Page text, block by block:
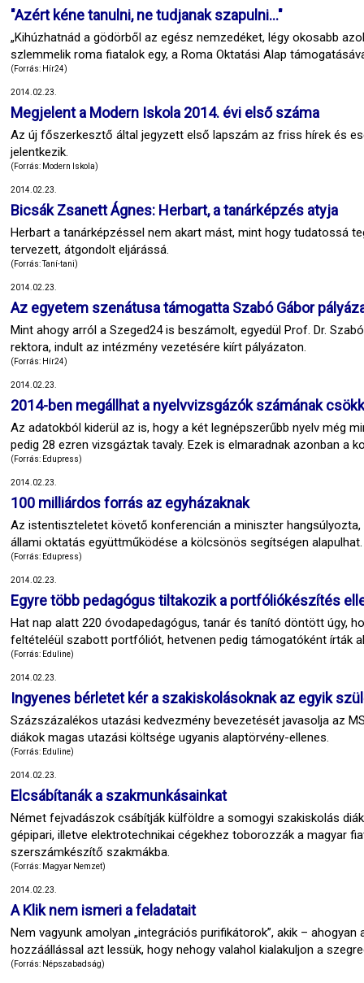
"Azért kéne tanulni, ne tudjanak szapulni..."
„Kihúzhatnád a gödörből az egész nemzedéket, légy okosabb
szlemmelik roma fiatalok egy, a Roma Oktatási Alap
(Forrás: Hír24)
2014.02.23.
Megjelent a Modern Iskola 2014. évi első száma
Az új főszerkesztő által jegyzett első lapszám az friss hírek és
jelentkezik.
(Forrás: Modern Iskola)
2014.02.23.
Bicsák Zsanett Ágnes: Herbart, a tanárképzés atyja
Herbart a tanárképzéssel nem akart mást, mint hogy tudatossá
tervezett, átgondolt eljárássá.
(Forrás: Taní-tani)
2014.02.23.
Az egyetem szenátusa támogatta Szabó Gábor
Mint ahogy arról a Szeged24 is beszámolt, egyedül Prof. Dr.
rektora, indult az intézmény vezetésére kiírt pályázaton.
(Forrás: Hír24)
2014.02.23.
2014-ben megállhat a nyelvvizsgázók számának
Az adatokból kiderül az is, hogy a két legnépszerűbb nyelv még
pedig 28 ezren vizsgáztak tavaly. Ezek is elmaradnak azonban a
(Forrás: Edupress)
2014.02.23.
100 milliárdos forrás az egyházaknak
Az istentiszteletet követő konferencián a miniszter
állami oktatás együttműködése a kölcsönös segítségen alapulhat.
(Forrás: Edupress)
2014.02.23.
Egyre több pedagógus tiltakozik a portfóliókészítés
Hat nap alatt 220 óvodapedagógus, tanár és tanító döntött úgy,
feltételéül szabott portfóliót, hetvenen pedig támogatóként írták
(Forrás: Eduline)
2014.02.23.
Ingyenes bérletet kér a szakiskolásoknak az egyik
Százszázalékos utazási kedvezmény bevezetését javasolja az
diákok magas utazási költsége ugyanis alaptörvény-ellenes.
(Forrás: Eduline)
2014.02.23.
Elcsábítanák a szakmunkásainkat
Német fejvadászok csábítják külföldre a somogyi szakiskolás
gépipari, illetve elektrotechnikai cégekhez toborozzák a magyar
szerszámkészítő szakmákba.
(Forrás: Magyar Nemzet)
2014.02.23.
A Klik nem ismeri a feladatait
Nem vagyunk amolyan „integrációs purifikátorok”, akik –
hozzáállással azt lessük, hogy nehogy valahol kialakuljon a
(Forrás: Népszabadság)